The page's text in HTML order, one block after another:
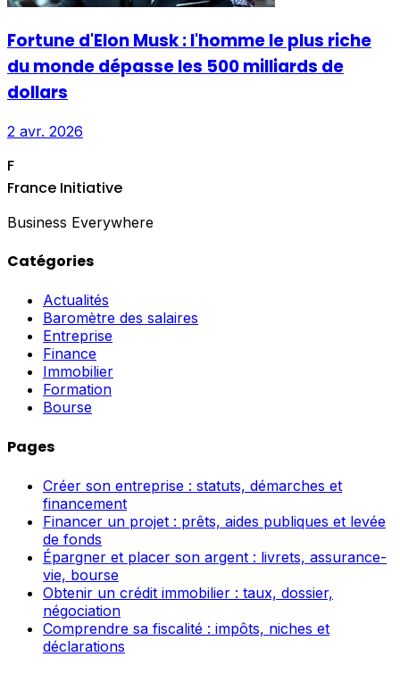
Fortune d'Elon Musk : l'homme le plus riche
du monde dépasse les 500 milliards de
dollars
2 avr. 2026
F
France Initiative
Business Everywhere
Catégories
Actualités
Baromètre des salaires
Entreprise
Finance
Immobilier
Formation
Bourse
Pages
Créer son entreprise : statuts, démarches et
financement
Financer un projet : prêts, aides publiques et levée
de fonds
Épargner et placer son argent : livrets, assurance-
vie, bourse
Obtenir un crédit immobilier : taux, dossier,
négociation
Comprendre sa fiscalité : impôts, niches et
déclarations